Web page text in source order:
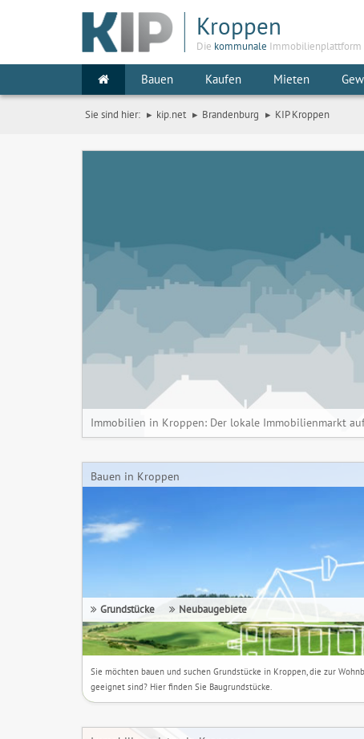
Kroppen
Die kommunale Immobilienplattform
Bauen Kaufen Mieten
Sie sind hier: kip.net Brandenburg KIP Kroppen
Immobilien in Kroppen: Der lokale Immobilienmarkt
Bauen in Kroppen
Grundstücke Neubaugebiete
Sie möchten bauen und suchen Grundstücke in Kroppen, die zur
geeignet sind? Hier finden Sie Baugrundstücke.